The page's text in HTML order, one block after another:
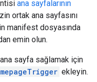
ana sayfalarının
ortak ana sayfasını
manifest dosyasında
emin olun.
sayfa sağlamak için
ekleyin.